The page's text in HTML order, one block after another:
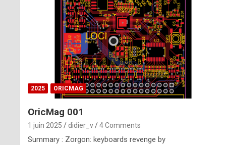
2025 ORICMAG
OricMag 001
1 juin 2025 didier_v 4 Comments
Summary : Zorgon: keyboards revenge by